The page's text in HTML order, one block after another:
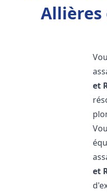
Allières
et
et